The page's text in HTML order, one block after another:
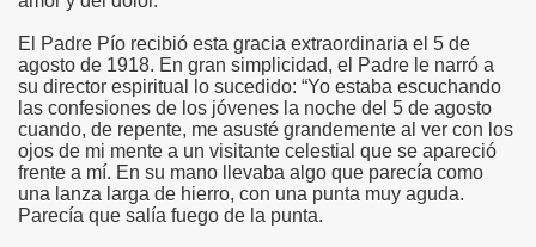
El Padre Pío recibió esta gracia extraordinaria el 5 de
agosto de 1918. En gran simplicidad, el Padre le narró a
su director espiritual lo sucedido: “Yo estaba escuchando
las confesiones de los jóvenes la noche del 5 de agosto
cuando, de repente, me asusté grandemente al ver con los
ojos de mi mente a un visitante celestial que se apareció
frente a mí. En su mano llevaba algo que parecía como
una lanza larga de hierro, con una punta muy aguda.
Parecía que salía fuego de la punta.